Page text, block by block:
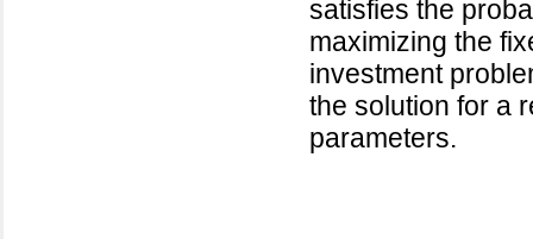
satisfies the
maximizing the
investment
the solution for a
parameters.